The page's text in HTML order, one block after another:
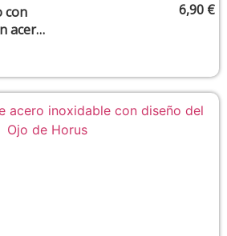
con
acero
6,90 €